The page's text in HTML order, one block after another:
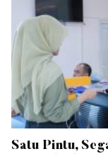
Satu Pintu,